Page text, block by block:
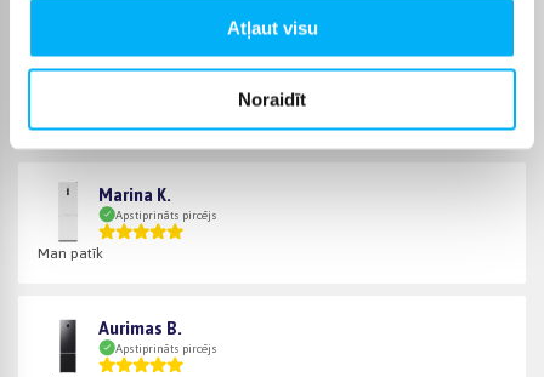
Atļaut visu
Noraidīt
Apstiprināts pircējs
Pagaidām viss kārtībā. Ledusskapis ir kluss, labi darbojas. Piegāde
Marina K.
Apstiprināts pircējs
Man patīk
Aurimas B.
Apstiprināts pircējs